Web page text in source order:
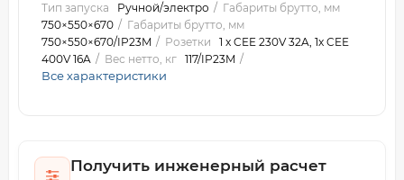
Тип запуска
Ручной/электро
Габариты брутто, мм
750×550×670
Габариты брутто, мм
750×550×670/IP23M
Розетки
1 x CEE 230V 32A, 1x CEE
400V 16A
Вес нетто, кг 117/IP23M
Все характеристики
Получить инженерный расчет